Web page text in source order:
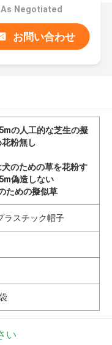
As Negotiated
お問い合わせ
の人工的な芝生の擬
粉無し
犬のための草を花粉す
偽造しない
ための擬似草
ラスチック帽子
い